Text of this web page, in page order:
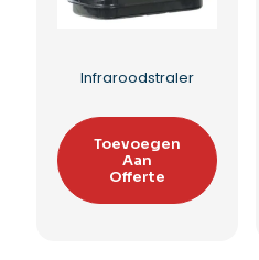
Infraroodstraler
Toevoegen
Aan
Offerte